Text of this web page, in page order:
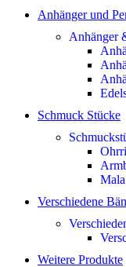
Anhänger und
Anhänger
Schmuck Stücke
Verschiedene
Weitere Produkte